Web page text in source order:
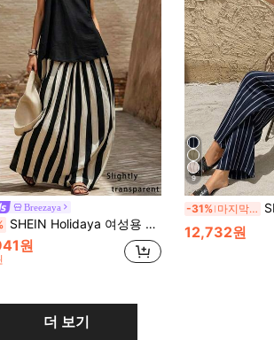
Breezaya
SHEIN Holidaya 여성용 블랙 & 화이트 민소매 상의와 블랙 & 화이트 스트라이프 루즈 스커트, 캐주얼 투피스 세트, 휴가, 해변에 적합
원
9
-31% 마지막 3일
12,732원
더 보기